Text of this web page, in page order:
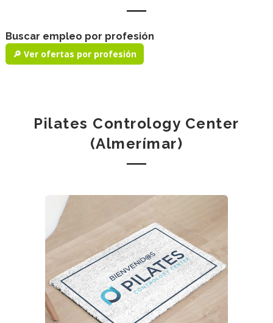
Buscar empleo por profesión
🔎 Ver ofertas por profesión
Pilates Contrology Center
(Almerímar)